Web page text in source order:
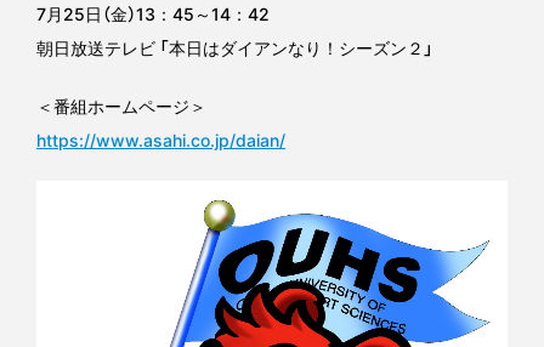
7月25日（金）13：45～14：42
朝日放送テレビ 「本日はダイアンなり！シーズン２」
＜番組ホームページ＞
https://www.asahi.co.jp/daian/